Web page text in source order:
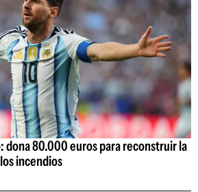
dona 80.000 euros para reconstruir la
incendios